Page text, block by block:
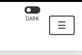
☰
DARK